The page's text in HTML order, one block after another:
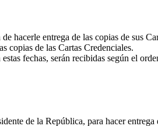
hacerle entrega de las copias de sus
copias de las Cartas Credenciales.
fechas, serán recibidas según el
de la República, para hacer entrega